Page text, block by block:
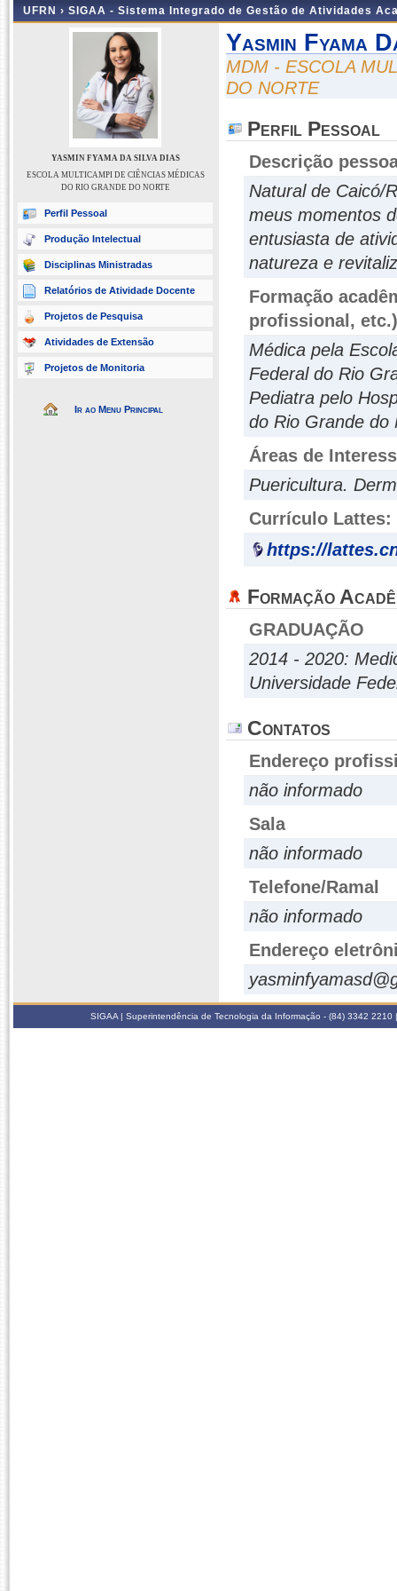
UFRN › SIGAA - Sistema Integrado de Gestão de Atividades
YASMIN FYAMA DA SILVA DIAS
ESCOLA MULTICAMPI DE CIÊNCIAS MÉDICAS
DO RIO GRANDE DO NORTE
Perfil Pessoal
Produção Intelectual
Disciplinas Ministradas
Relatórios de Atividade Docente
Projetos de Pesquisa
Atividades de Extensão
Projetos de Monitoria
Ir ao Menu Principal
Yasmin Fyama
MDM - ESCOLA
DO NORTE
Perfil Pessoal
Descrição
Natural de Caicó/
meus momentos
entusiasta de
natureza e
Formação
profissional, etc.)
Médica pela
Federal do Rio
Pediatra pelo
do Rio Grande do
Áreas de
Puericultura.
Currículo Lattes:
https://
Formação
GRADUAÇÃO
2014 - 2020:
Universidade
Contatos
Endereço
não informado
Sala
não informado
Telefone/Ramal
não informado
Endereço
SIGAA | Superintendência de Tecnologia da Informação - (84) 3342